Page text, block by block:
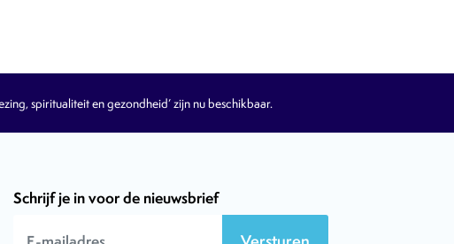
spiritualiteit en gezondheid’ zijn nu beschikbaar.
Schrijf je in voor de nieuwsbrief